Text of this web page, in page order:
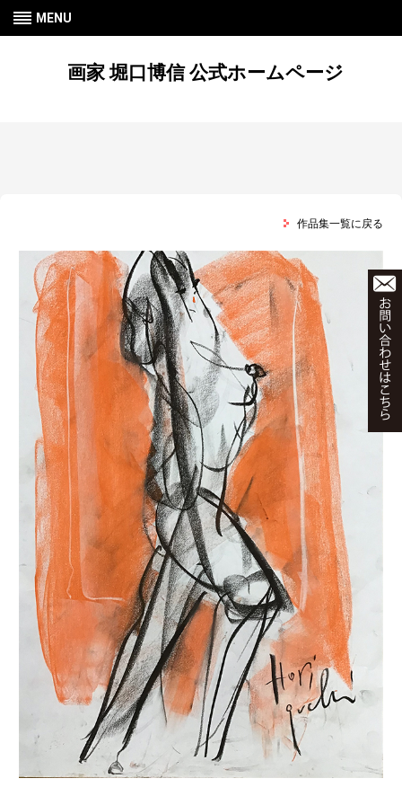
MENU
画家 堀口博信 公式ホームページ
作品集一覧に戻る